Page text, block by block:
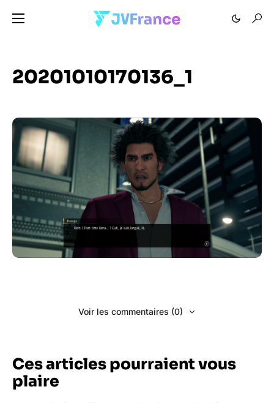
20201010170136_1
Voir les commentaires (0)
Ces articles pourraient vous
plaire